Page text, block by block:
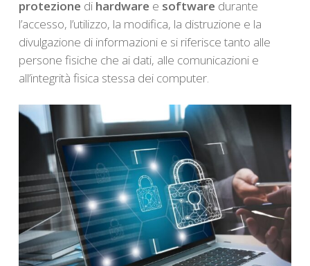
protezione di hardware e software durante
l’accesso, l’utilizzo, la modifica, la distruzione e la
divulgazione di informazioni e si riferisce tanto alle
persone fisiche che ai dati, alle comunicazioni e
all’integrità fisica stessa dei computer.